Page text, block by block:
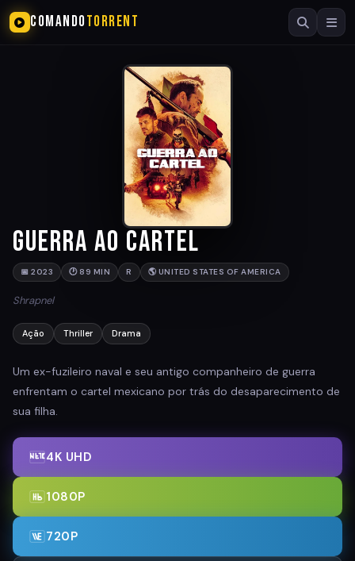
COMANDOTORRENT
Guerra ao Cartel
📅 2023 🕐 89 MIN R 🌎 UNITED STATES OF AMERICA
Shrapnel
Ação Thriller Drama
Um ex-fuzileiro naval e seu antigo companheiro de guerra
enfrentam o cartel mexicano por trás do desaparecimento de
sua filha.
4K UHD
1080P
720P